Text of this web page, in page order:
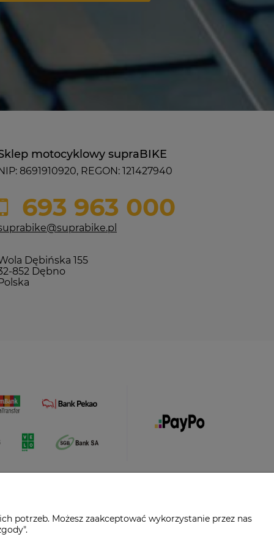
motocyklowy supraBIKE
8691910920, REGON: 121427940
693 963 000
Dębińska 155
852 Dębno
potrzeb. Możesz zaakceptować wykorzystanie przez nas